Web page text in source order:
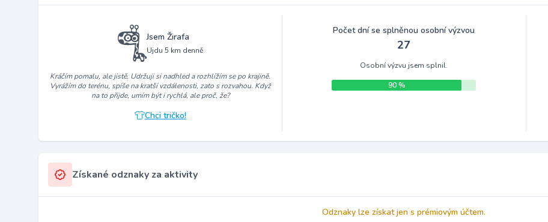
Jsem Žirafa
Ujdu 5 km denně
Kráčím pomalu, ale jistě. Udržuji si nadhled a rozhlížím se po krajině.
Vyrážím do terénu, spíše na kratší vzdálenosti, zato s rozvahou. Když
na to přijde, umím být i rychlá, ale proč, že?
Chci tričko!
Počet dní se splněnou osobní výzvou
27
Osobní výzvu jsem splnil.
90 %
Získané odznaky za aktivity
Odznaky lze získat jen s prémiovým účtem.